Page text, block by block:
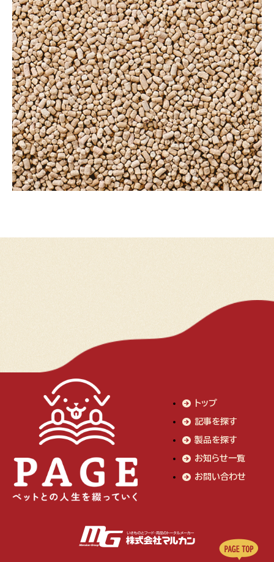
トップ
記事を探す
製品を探す
お知らせ一覧
お問い合わせ